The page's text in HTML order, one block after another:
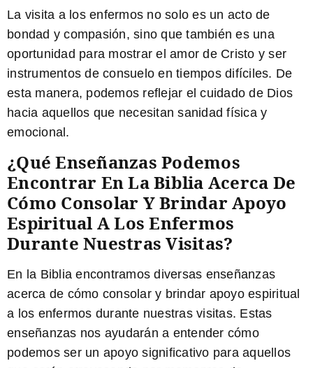
La visita a los enfermos no solo es un acto de
bondad y compasión, sino que también es una
oportunidad para mostrar el amor de Cristo y ser
instrumentos de consuelo en tiempos difíciles. De
esta manera, podemos reflejar el cuidado de Dios
hacia aquellos que necesitan sanidad física y
emocional.
¿Qué Enseñanzas Podemos
Encontrar En La Biblia Acerca De
Cómo Consolar Y Brindar Apoyo
Espiritual A Los Enfermos
Durante Nuestras Visitas?
En la Biblia encontramos diversas enseñanzas
acerca de cómo consolar y brindar apoyo espiritual
a los enfermos durante nuestras visitas. Estas
enseñanzas nos ayudarán a entender cómo
podemos ser un apoyo significativo para aquellos